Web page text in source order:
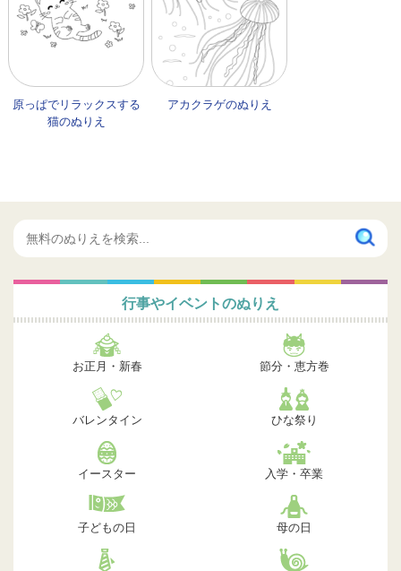
原っぱでリラックスする
猫のぬりえ
アカクラゲのぬりえ
行事やイベントのぬりえ
お正月・新春 節分・恵方巻
バレンタイン ひな祭り
イースター 入学・卒業
子どもの日 母の日